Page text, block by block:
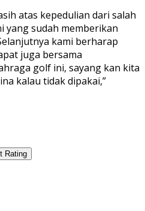
atas kepedulian dari salah
yang sudah memberikan
kami berharap
juga bersama
golf ini, sayang kan kita
kalau tidak dipakai,”
Rating